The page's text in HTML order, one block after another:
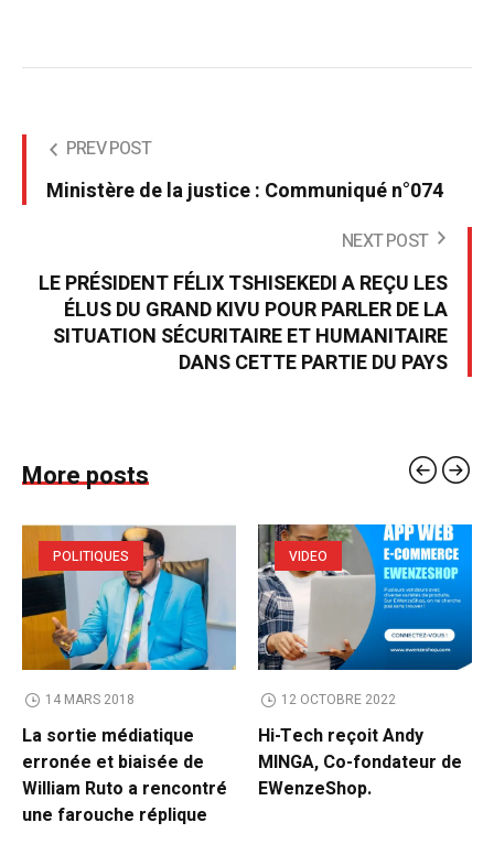
PREV POST
Ministère de la justice : Communiqué n°074
NEXT POST
LE PRÉSIDENT FÉLIX TSHISEKEDI A REÇU LES
ÉLUS DU GRAND KIVU POUR PARLER DE LA
SITUATION SÉCURITAIRE ET HUMANITAIRE
DANS CETTE PARTIE DU PAYS
More posts
POLITIQUES
14 MARS 2018
La sortie médiatique
erronée et biaisée de
William Ruto a rencontré
une farouche réplique
VIDEO
12 OCTOBRE 2022
Hi-Tech reçoit Andy
MINGA, Co-fondateur de
EWenzeShop.